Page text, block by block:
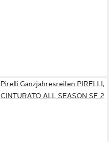
Pirelli Ganzjahresreifen PIRELLI,
CINTURATO ALL SEASON SF 2